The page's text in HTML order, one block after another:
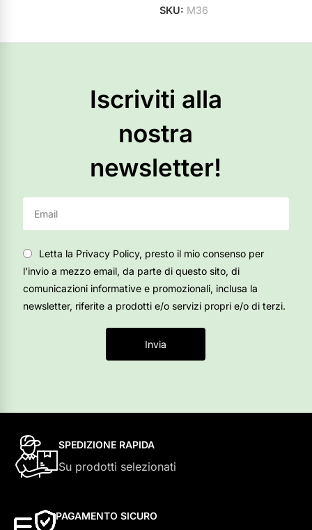
SKU: M36
Iscriviti alla
nostra
newsletter!
Letta la Privacy Policy, presto il mio consenso per
l’invio a mezzo email, da parte di questo sito, di
comunicazioni informative e promozionali, inclusa la
newsletter, riferite a prodotti e/o servizi propri e/o di terzi.
Invia
SPEDIZIONE RAPIDA
Su prodotti selezionati
PAGAMENTO SICURO